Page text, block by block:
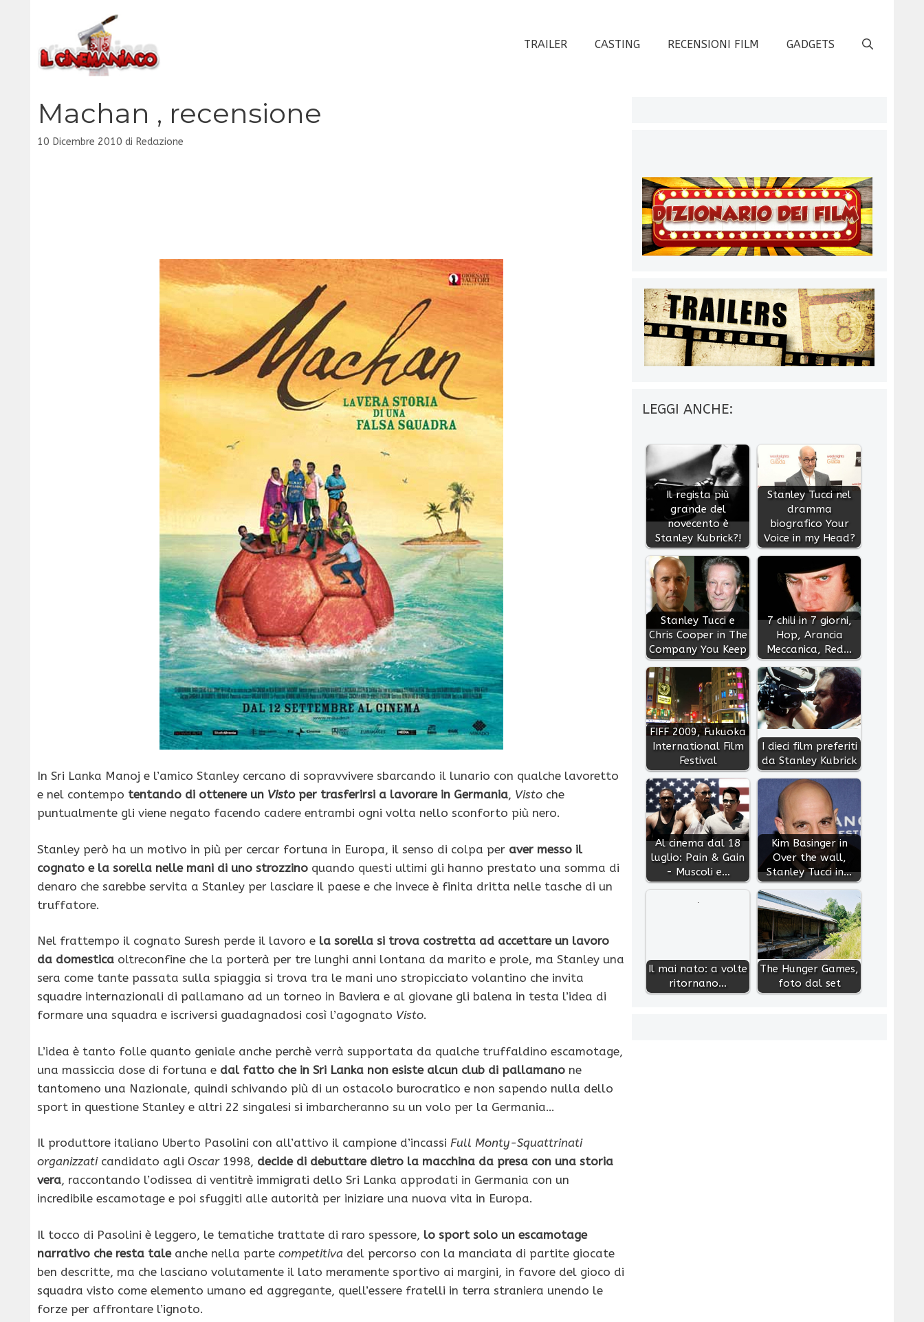
contenuto
TRAILER CASTING RECENSIONI FILM GADGETS
Machan , recensione
10 Dicembre 2010 di Redazione
In Sri Lanka Manoj e l’amico Stanley cercano di sopravvivere sbarcando il lunario con qualche lavoretto
e nel contempo tentando di ottenere un Vistoper trasferirsi a lavorare in Germania, Visto che
puntualmente gli viene negato facendo cadere entrambi ogni volta nello sconforto più nero.
Stanley però ha un motivo in più per cercar fortuna in Europa, il senso di colpa per aver messo il
cognato e la sorella nelle mani di uno strozzino quando questi ultimi gli hanno prestato una somma di
denaro che sarebbe servita a Stanley per lasciare il paese e che invece è finita dritta nelle tasche di un
truffatore.
Nel frattempo il cognato Suresh perde il lavoro e la sorella si trova costretta ad accettare un lavoro
da domestica oltreconfine che la porterà per tre lunghi anni lontana da marito e prole, ma Stanley una
sera come tante passata sulla spiaggia si trova tra le mani uno stropicciato volantino che invita
squadre internazionali di pallamano ad un torneo in Baviera e al giovane gli balena in testa l’idea di
formare una squadra e iscriversi guadagnadosi così l’agognato Visto.
L’idea è tanto folle quanto geniale anche perchè verrà supportata da qualche truffaldino escamotage,
una massiccia dose di fortuna e dal fatto che in Sri Lanka non esiste alcun club di pallamano ne
tantomeno una Nazionale, quindi schivando più di un ostacolo burocratico e non sapendo nulla dello
sport in questione Stanley e altri 22 singalesi si imbarcheranno su un volo per la Germania…
Il produttore italiano Uberto Pasolini con all’attivo il campione d’incassi Full Monty-Squattrinati
organizzati candidato agli Oscar1998, decide di debuttare dietro la macchina da presa con una storia
vera, raccontando l’odissea di ventitrè immigrati dello Sri Lanka approdati in Germania con un
incredibile escamotage e poi sfuggiti alle autorità per iniziare una nuova vita in Europa.
Il tocco di Pasolini è leggero, le tematiche trattate di raro spessore, lo sport solo un escamotage
narrativo che resta tale anche nella parte competitiva del percorso con la manciata di partite giocate
ben descritte, ma che lasciano volutamente il lato meramente sportivo ai margini, in favore del gioco di
squadra visto come elemento umano ed aggregante, quell’essere fratelli in terra straniera unendo le
forze per affrontare l’ignoto.
LEGGI ANCHE:
Il regista più
grande del
novecento è
Stanley Kubrick?!
Stanley Tucci nel
dramma
biografico Your
Voice in my Head?
Stanley Tucci e
Chris Cooper in The
Company You Keep
7 chili in 7 giorni,
Hop, Arancia
Meccanica, Red…
FIFF 2009, Fukuoka
International Film
Festival
I dieci film preferiti
da Stanley Kubrick
Al cinema dal 18
luglio: Pain & Gain
- Muscoli e…
Kim Basinger in
Over the wall,
Stanley Tucci in…
Il mai nato: a volte
ritornano...
The Hunger Games,
foto dal set